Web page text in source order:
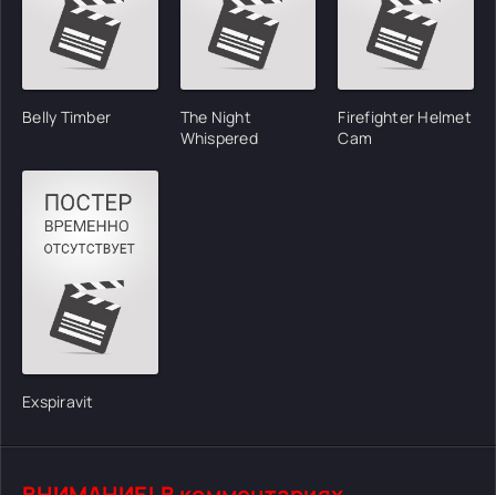
Belly Timber
The Night
Whispered
Firefighter Helmet
Cam
Exspiravit